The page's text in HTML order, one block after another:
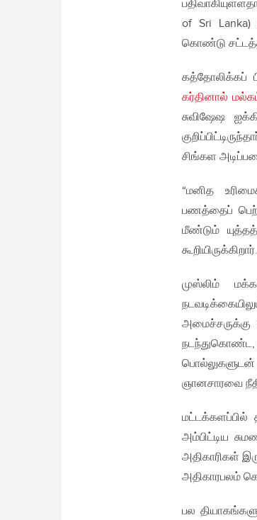
of Sri Lanka)
கொண்டு
கத்தோலிக்கப்
கர்தினால் மல்கம்
சுவிஷேஷ
சிங்கள
“மனித
பணத்தைப்
மீண்டும்
கூறியிருக்கிறார்.
முஸ்லிம்
நடந்துகொண்ட,
பொல்லுகளுடன்
ஞானசாரவை
மட்டக்களப்பில்
அம்பிட்டிய
அதிகாரிகள்
அதிகாரபலம்
பல